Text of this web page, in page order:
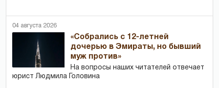
04 августа 2026
«Собрались с 12-летней
дочерью в Эмираты, но бывший
муж против»
На вопросы наших читателей отвечает
юрист Людмила Головина